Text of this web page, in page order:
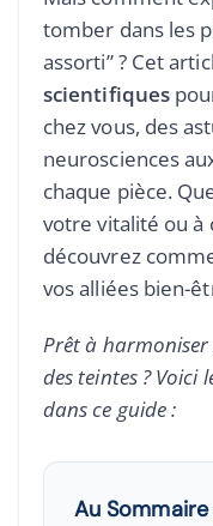
tomber dans les
assorti” ? Cet
scientifiques
chez vous, des
neurosciences
chaque pièce.
votre vitalité ou à
découvrez
vos alliées bien-
Prêt à harmoniser
des teintes ?
dans ce guide :
Au Sommaire